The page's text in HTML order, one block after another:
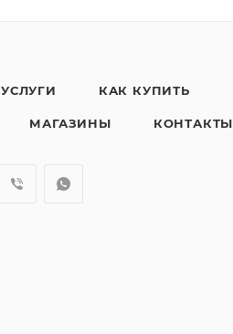
УСЛУГИ КАК КУПИТЬ
МАГАЗИНЫ КОНТАКТЫ